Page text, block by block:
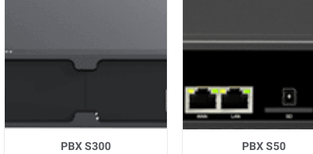
PBX S300
PBX S50